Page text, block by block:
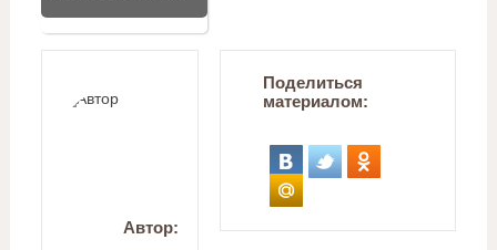
Автор:
Поделиться
материалом: